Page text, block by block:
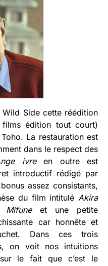
Side cette réédition
édition tout court)
La restauration est
dans le respect des
ivreen outre est
introductif rédigé par
assez consistants,
du film intitulé Akira
Mifuneet une petite
car honnête et
Dans ces trois
on voit nos intuitions
le fait que c’est le